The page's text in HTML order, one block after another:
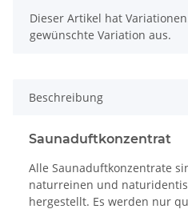
x
Dieser Artikel hat
gewünschte Variation aus.
Beschreibung
Saunaduftkonzentrat
Alle Saunaduftkonzentrate
naturreinen und
hergestellt. Es werden nur